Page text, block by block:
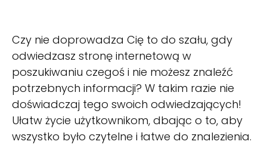
Czy nie doprowadza Cię to do szału, gdy
odwiedzasz stronę internetową w
poszukiwaniu czegoś i nie możesz znaleźć
potrzebnych informacji? W takim razie nie
doświadczaj tego swoich odwiedzających!
Ułatw życie użytkownikom, dbając o to, aby
wszystko było czytelne i łatwe do znalezienia.